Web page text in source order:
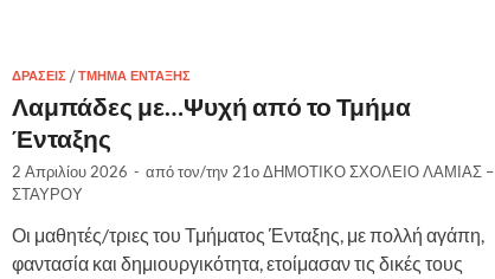
ΔΡΆΣΕΙΣ /ΤΜΉΜΑ ΈΝΤΑΞΗΣ
Λαμπάδες με…Ψυχή από το Τμήμα
Ένταξης
2 Απριλίου 2026 - από τον/την 21ο ΔΗΜΟΤΙΚΟ ΣΧΟΛΕΙΟ ΛΑΜΙΑΣ –
ΣΤΑΥΡΟΥ
Οι μαθητές/τριες του Τμήματος Ένταξης, με πολλή αγάπη,
φαντασία και δημιουργικότητα, ετοίμασαν τις δικές τους